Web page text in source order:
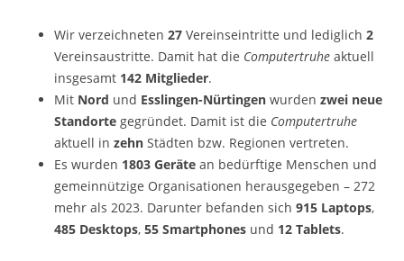
Wir verzeichneten 27 Vereinseintritte und lediglich 2
Vereinsaustritte. Damit hat die Computertruhe aktuell
insgesamt 142 Mitglieder.
Mit Nord und Esslingen-Nürtingen wurden zwei neue
Standorte gegründet. Damit ist die Computertruhe
aktuell in zehn Städten bzw. Regionen vertreten.
Es wurden 1803 Geräte an bedürftige Menschen und
gemeinnützige Organisationen herausgegeben – 272
mehr als 2023. Darunter befanden sich 915 Laptops,
485 Desktops, 55 Smartphones und 12 Tablets.